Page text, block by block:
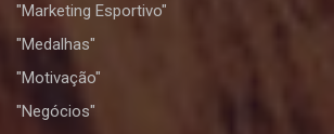
"Marketing Esportivo"
"Medalhas"
"Motivação"
"Negócios"